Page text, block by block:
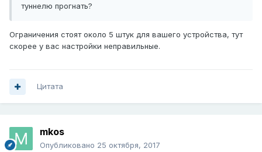
туннелю прогнать?
Ограничения стоят около 5 штук для вашего устройства, тут
скорее у вас настройки неправильные.
Цитата
mkos
Опубликовано 25 октября, 2017